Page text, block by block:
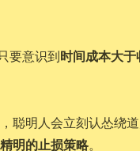
要意识到时间成本大于
聪明人会立刻认怂绕道
明的止损策略。